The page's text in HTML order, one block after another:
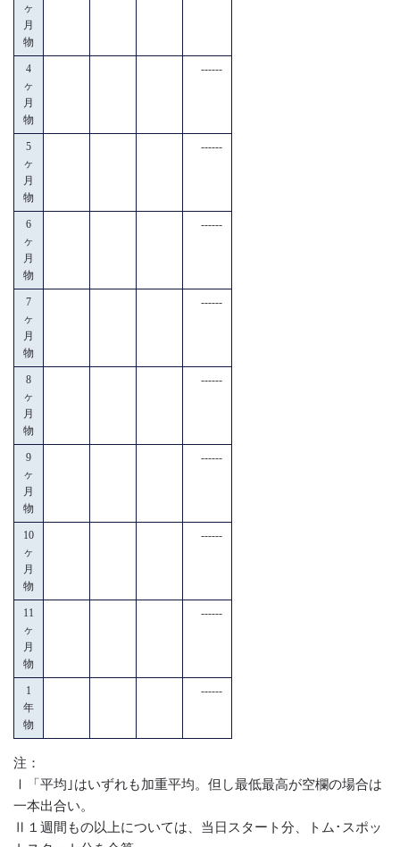
ヶ
月
物
4
ヶ
月
物
------
5
ヶ
月
物
------
6
ヶ
月
物
------
7
ヶ
月
物
------
8
ヶ
月
物
------
9
ヶ
月
物
------
10
ヶ
月
物
------
11
ヶ
月
物
------
1
年
物
------
注：
Ⅰ「平均｣はいずれも加重平均。但し最低最高が空欄の場合は
一本出合い。
Ⅱ１週間もの以上については、当日スタート分、トム･スポッ